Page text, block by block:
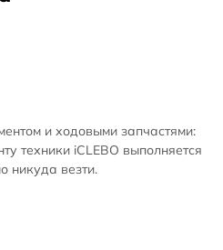
и ходовыми запчастями:
техники iCLEBO выполняется
никуда везти.